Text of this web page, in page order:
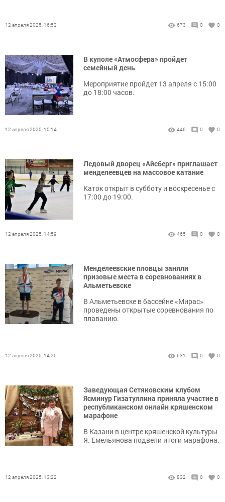
12 апреля 2025, 16:52 673 0 0
В куполе «Атмосфера» пройдет
семейный день
Мероприятие пройдет 13 апреля с 15:00
до 18:00 часов.
12 апреля 2025, 15:14 446 0 0
Ледовый дворец «Айсберг» приглашает
менделеевцев на массовое катание
Каток открыт в субботу и воскресенье с
17:00 до 19:00.
12 апреля 2025, 14:59 465 0 0
Менделеевские пловцы заняли
призовые места в соревнованиях в
Альметьевске
В Альметьевске в бассейне «Мирас»
проведены открытые соревнования по
плаванию.
12 апреля 2025, 14:25 631 0 0
Заведующая Сетяковским клубом
Ясминур Гизатуллина приняла участие в
республиканском онлайн кряшенском
марафоне
В Казани в центре кряшенской культуры
Я. Емельянова подвели итоги марафона.
12 апреля 2025, 13:22 832 0 0